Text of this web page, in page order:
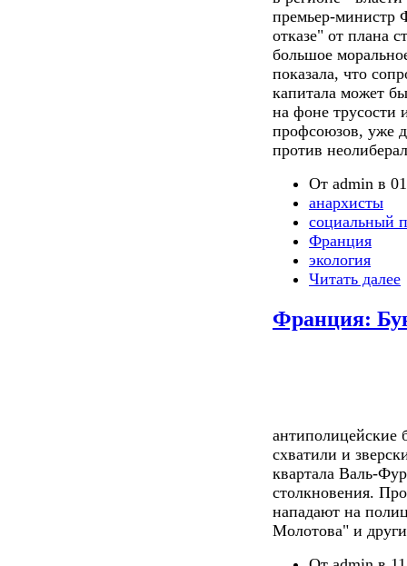
премьер-министр
отказе" от плана
большое
показала, что
капитала может
на фоне трусости
профсоюзов, уже
против
От admin в
анархисты
социальный
Франция
экология
Читать далее
Франция:
антиполицейские
схватили и
квартала Валь-
столкновения.
нападают на
Молотова" и